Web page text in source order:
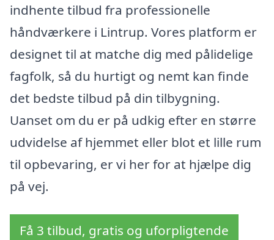
indhente tilbud fra professionelle
håndværkere i Lintrup. Vores platform er
designet til at matche dig med pålidelige
fagfolk, så du hurtigt og nemt kan finde
det bedste tilbud på din tilbygning.
Uanset om du er på udkig efter en større
udvidelse af hjemmet eller blot et lille rum
til opbevaring, er vi her for at hjælpe dig
på vej.
Få 3 tilbud, gratis og uforpligtende